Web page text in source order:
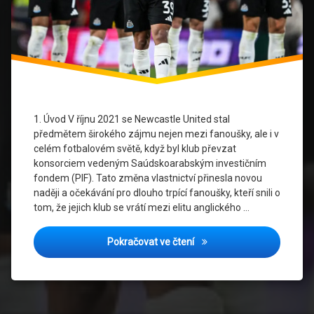
1. Úvod V říjnu 2021 se Newcastle United stal
předmětem širokého zájmu nejen mezi fanoušky, ale i v
celém fotbalovém světě, když byl klub převzat
konsorciem vedeným Saúdskoarabským investičním
fondem (PIF). Tato změna vlastnictví přinesla novou
naději a očekávání pro dlouho trpící fanoušky, kteří snili o
tom, že jejich klub se vrátí mezi elitu anglického …
Pokračovat ve čteníJak Noví Majitelé Změnili
dres
Noví
majitelé
Přestupová
politika
Přestupy
po